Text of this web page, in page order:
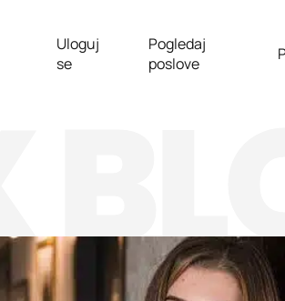
Uloguj
se
Pogledaj
poslove